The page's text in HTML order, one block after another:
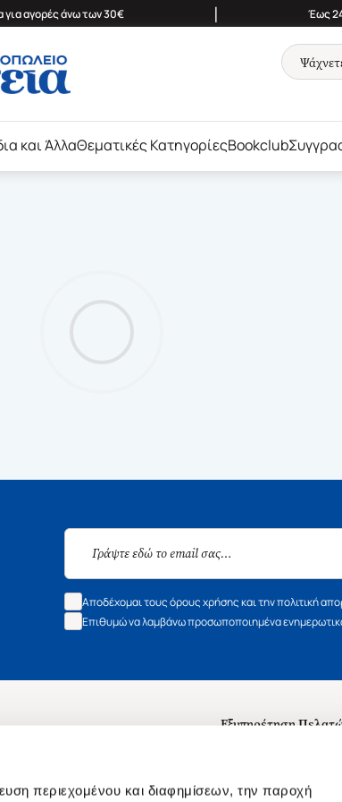
περιεχομένου και διαφημίσεων, την παροχή
αγορές άνω των 30€ | Έως
και ΆλλαΘεματικές ΚατηγορίεςBookclub
Αποδέχομαι τους όρους χρήσης και την πολιτική
Επιθυμώ να λαμβάνω προσωποποιημένα
Εξυπηρέτηση